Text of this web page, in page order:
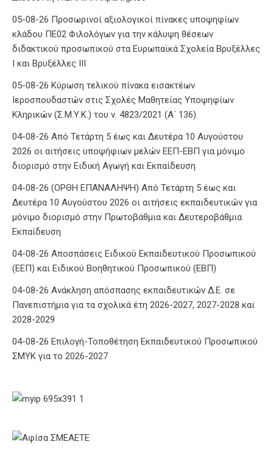
Διευθυντή Π.ΕΠΑ.Λ. Ακρωτηρίου
05-08-26 Προσωρινοί αξιολογικοί πίνακες υποψηφίων
κλάδου ΠΕ02 Φιλολόγων για την κάλυψη θέσεων
Ι και Βρυξέλλες ΙΙΙ
05-08-26 Κύρωση τελικού πίνακα εισακτέων
Κληρικών (Σ.Μ.Υ.Κ.) του ν. 4823/2021 (Α΄ 136)
04-08-26 Από Τετάρτη 5 έως και Δευτέρα 10 Αυγούστου
διορισμό στην Ειδική Αγωγή και Εκπαίδευση
04-08-26 (ΟΡΘΗ ΕΠΑΝΑΛΗΨΗ) Από Τετάρτη 5 έως και
Δευτέρα 10 Αυγούστου 2026 οι αιτήσεις εκπαιδευτικών για
Εκπαίδευση
(ΕΕΠ) και Ειδικού Βοηθητικού Προσωπικού (ΕΒΠ)
04-08-26 Ανάκληση απόσπασης εκπαιδευτικών Δ.Ε. σε
2028-2029